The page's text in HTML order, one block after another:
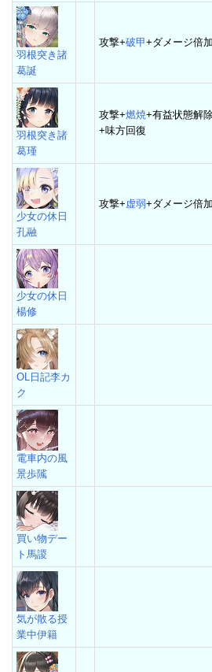
羽根突き諸
葛誕
攻撃+破甲+ダメージ倍
羽根突き諸
葛瑾
攻撃+燃焼+有益状態解
+味方回復
少女の休日
孔融
攻撃+虚弱+ダメージ倍
少女の休日
楊修
OL日記李カ
ク
電車内の風
景歩隲
買い物デー
ト馬謖
気が散る授
業中伊籍